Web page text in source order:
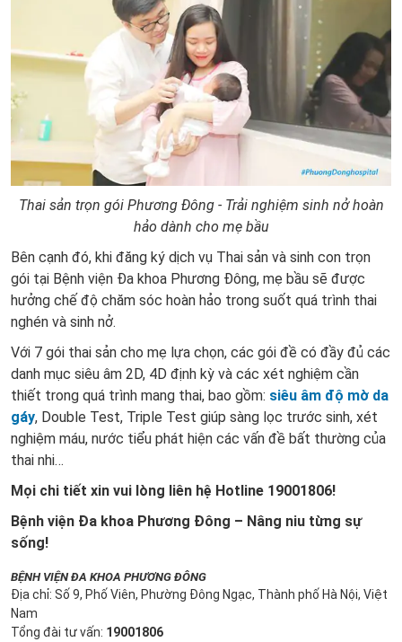
Thai sản trọn gói Phương Đông - Trải nghiệm sinh nở hoàn
hảo dành cho mẹ bầu
Bên cạnh đó, khi đăng ký dịch vụ Thai sản và sinh con trọn
gói tại Bệnh viện Đa khoa Phương Đông, mẹ bầu sẽ được
hưởng chế độ chăm sóc hoàn hảo trong suốt quá trình thai
nghén và sinh nở.
Với 7 gói thai sản cho mẹ lựa chọn, các gói đề có đầy đủ các
danh mục siêu âm 2D, 4D định kỳ và các xét nghiệm cần
thiết trong quá trình mang thai, bao gồm: siêu âm độ mờ da
gáy, Double Test, Triple Test giúp sàng lọc trước sinh, xét
nghiệm máu, nước tiểu phát hiện các vấn đề bất thường của
thai nhi…
Mọi chi tiết xin vui lòng liên hệ Hotline 19001806!
Bệnh viện Đa khoa Phương Đông – Nâng niu từng sự
sống!
BỆNH VIỆN ĐA KHOA PHƯƠNG ĐÔNG
Địa chỉ: Số 9, Phố Viên, Phường Đông Ngạc, Thành phố Hà Nội, Việt
Nam
Tổng đài tư vấn: 19001806